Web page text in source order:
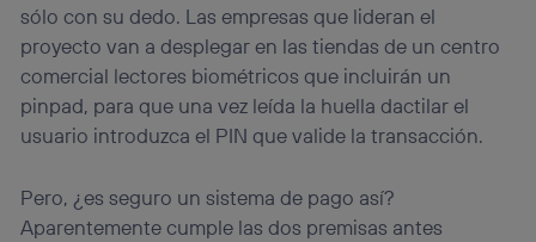
sólo con su dedo. Las empresas que lideran el
proyecto van a desplegar en las tiendas de un centro
comercial lectores biométricos que incluirán un
pinpad, para que una vez leída la huella dactilar el
usuario introduzca el PIN que valide la transacción.
Pero, ¿es seguro un sistema de pago así?
Aparentemente cumple las dos premisas antes